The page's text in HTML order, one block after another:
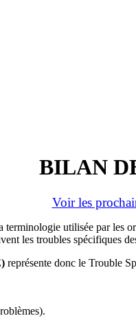
BILAN
Voir les
utilisée par les
les troubles spécifiques
représente donc le Trouble